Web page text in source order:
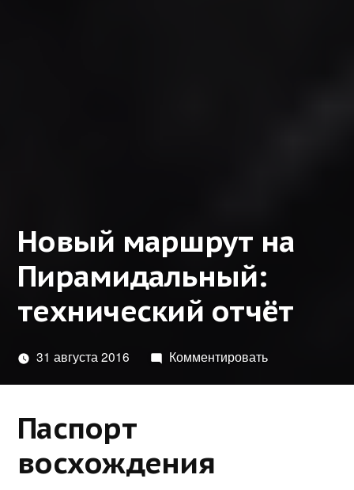
Новый маршрут на
Пирамидальный:
технический отчёт
31 августа 2016 Комментировать
Паспорт
восхождения